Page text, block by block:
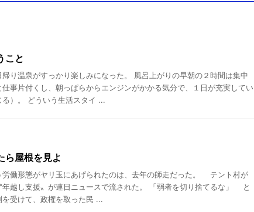
こと
り温泉がすっかり楽しみになった。 風呂上がりの早朝の２時間は集中
仕事片付くし、朝っぱらからエンジンがかかる気分で、１日が充実してい
る）。 どういう生活スタイ ...
ら屋根を見よ
労働形態がヤリ玉にあげられたのは、去年の師走だった。 テント村が
年越し支援〟が連日ニュースで流された。 「弱者を切り捨てるな」 と
を受けて、政権を取った民 ...